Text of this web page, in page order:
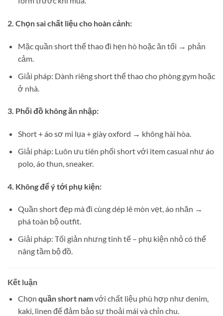
2. Chọn sai chất liệu cho hoàn cảnh:
Mặc quần short thể thao đi hẹn hò hoặc ăn tối → phản
cảm.
Giải pháp: Dành riêng short thể thao cho phòng gym hoặc
ở nhà.
3. Phối đồ không ăn nhập:
Short + áo sơ mi lụa + giày oxford → không hài hòa.
Giải pháp: Luôn ưu tiên phối short với item casual như áo
polo, áo thun, sneaker.
4. Không để ý tới phụ kiện:
Quần short đẹp mà đi cùng dép lê mòn vẹt, áo nhăn →
phá toàn bộ outfit.
Giải pháp: Tối giản nhưng tinh tế – phụ kiện nhỏ có thể
nâng tầm bộ đồ.
Kết luận
Chọn quần short namvới chất liệu phù hợp như denim,
kaki, linen để đảm bảo sự thoải mái và chỉn chu.